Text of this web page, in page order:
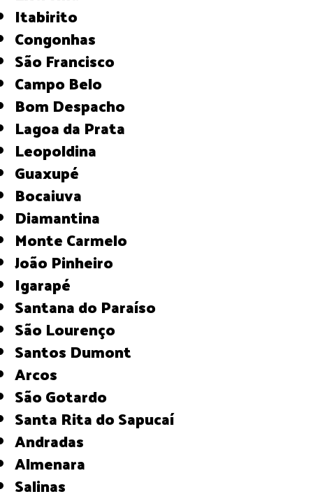
Itabirito
Congonhas
São Francisco
Campo Belo
Bom Despacho
Lagoa da Prata
Leopoldina
Guaxupé
Bocaiuva
Diamantina
Monte Carmelo
João Pinheiro
Igarapé
Santana do Paraíso
São Lourenço
Santos Dumont
Arcos
São Gotardo
Santa Rita do Sapucaí
Andradas
Almenara
Salinas